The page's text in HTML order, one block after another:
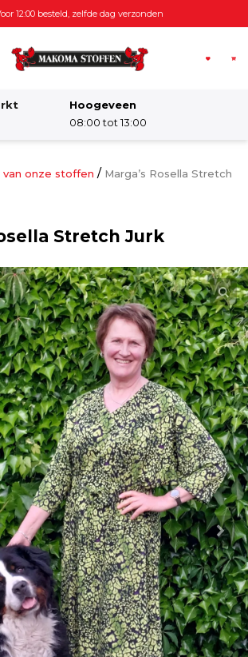
12:00 besteld, zelfde dag verzonden
Hoogeveen
08:00 tot 13:00
Damesstoffen
Kinderstoffen
Kinderkamer
Katoen
Grootverbruik
Tijdpakker stof
van onze stoffen / Marga’s Rosella Stretch
Stretch Jurk